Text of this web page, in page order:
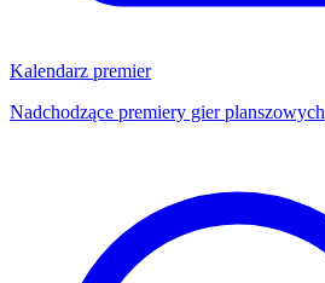
Kalendarz premier
Nadchodzące premiery gier planszowych